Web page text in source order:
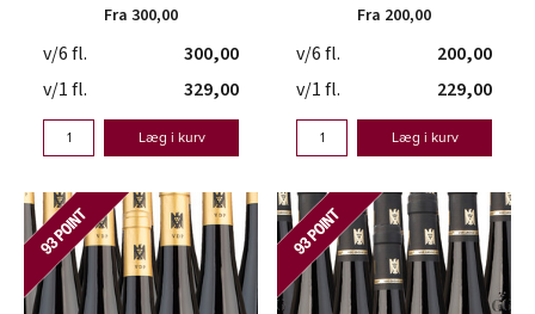
Fra 300,00
v/6 fl.
300,00
v/1 fl.
329,00
Læg i kurv
Fra 200,00
v/6 fl.
200,00
v/1 fl.
229,00
Læg i kurv